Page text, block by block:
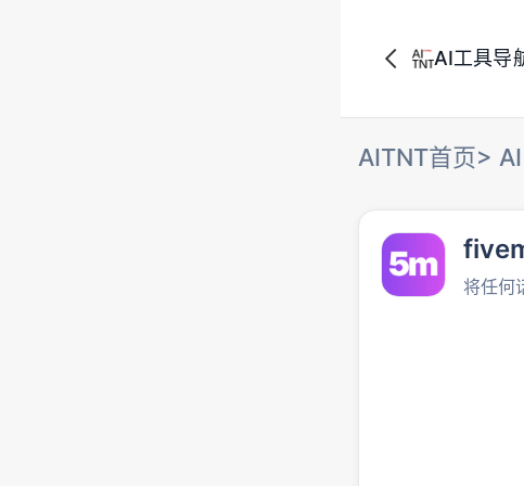
AI工具导
AITNT首页>
将任何